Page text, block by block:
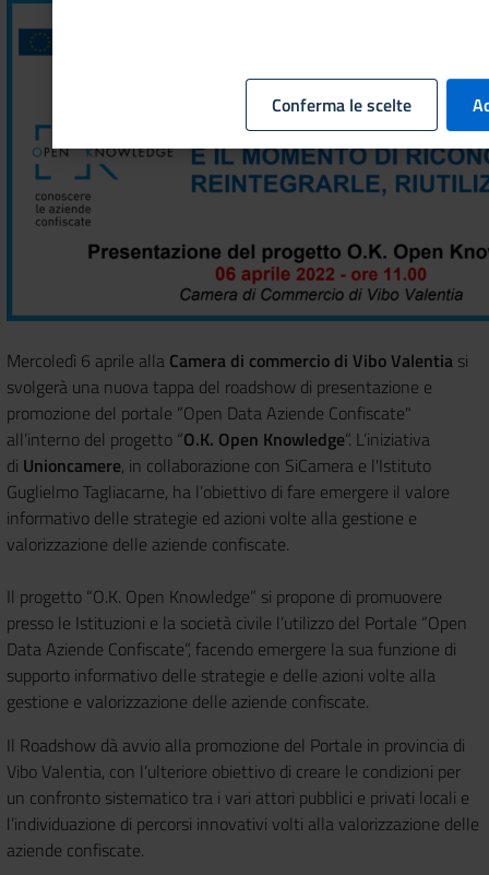
Mercoledì 6 aprile alla Camera di commercio di Vibo Valentia si
svolgerà una nuova tappa del roadshow di presentazione e
promozione del portale “Open Data Aziende Confiscate"
all’interno del progetto “O.K. Open Knowledge”. L’iniziativa
di Unioncamere, in collaborazione con SiCamera e l'Istituto
Guglielmo Tagliacarne, ha l’obiettivo di fare emergere il valore
informativo delle strategie ed azioni volte alla gestione e
valorizzazione delle aziende confiscate.
Il progetto “O.K. Open Knowledge” si propone di promuovere
presso le Istituzioni e la società civile l’utilizzo del Portale “Open
Data Aziende Confiscate”, facendo emergere la sua funzione di
supporto informativo delle strategie e delle azioni volte alla
gestione e valorizzazione delle aziende confiscate.
Il Roadshow dà avvio alla promozione del Portale in provincia di
Vibo Valentia, con l’ulteriore obiettivo di creare le condizioni per
un confronto sistematico tra i vari attori pubblici e privati locali e
l’individuazione di percorsi innovativi volti alla valorizzazione delle
aziende confiscate.
Conferma le scelte